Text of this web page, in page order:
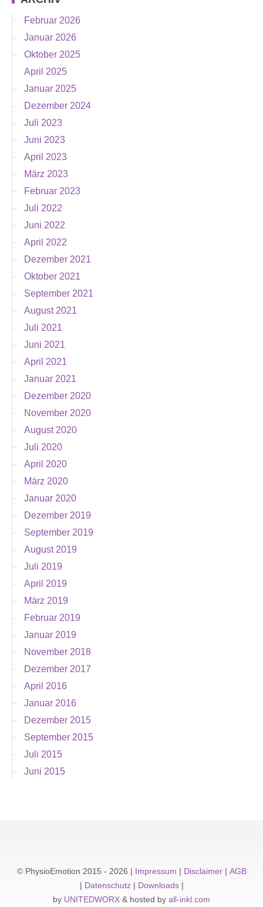
Februar 2026
Januar 2026
Oktober 2025
April 2025
Januar 2025
Dezember 2024
Juli 2023
Juni 2023
April 2023
März 2023
Februar 2023
Juli 2022
Juni 2022
April 2022
Dezember 2021
Oktober 2021
September 2021
August 2021
Juli 2021
Juni 2021
April 2021
Januar 2021
Dezember 2020
November 2020
August 2020
Juli 2020
April 2020
März 2020
Januar 2020
Dezember 2019
September 2019
August 2019
Juli 2019
April 2019
März 2019
Februar 2019
Januar 2019
November 2018
Dezember 2017
April 2016
Januar 2016
Dezember 2015
September 2015
Juli 2015
Juni 2015
© PhysioEmotion 2015 - 2026 | Impressum | Disclaimer| AGB
| Datenschutz| Downloads|
by UNITEDWORX & hosted by all-inkl.com